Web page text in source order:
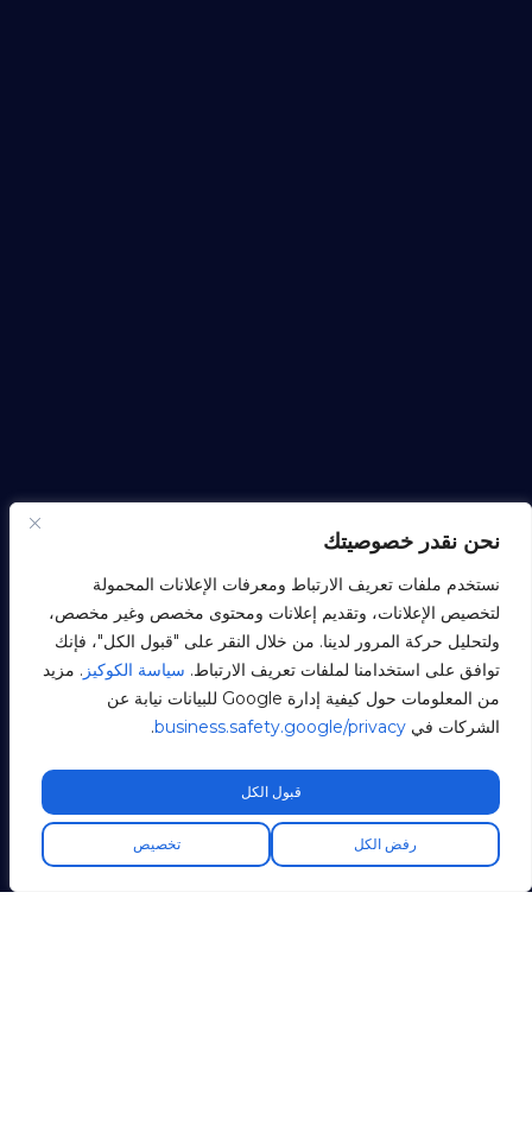
نحن نقدر خصوصيتك
نستخدم ملفات تعريف الارتباط ومعرفات الإعلانات المحمولة
لتخصيص الإعلانات، وتقديم إعلانات ومحتوى مخصص وغير مخصص،
ولتحليل حركة المرور لدينا. من خلال النقر على "قبول الكل"، فإنك
توافق على استخدامنا لملفات تعريف الارتباط. سياسة الكوكيز . مزيد
من المعلومات حول كيفية إدارة Google للبيانات نيابة عن
الشركات في business.safety.google/privacy
.
تخصيص رفض الكل
قبول الكل